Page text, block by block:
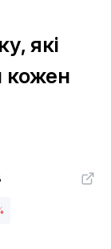
які
кожен